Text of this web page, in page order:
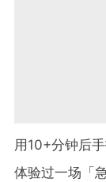
用10+分钟后
体验过一场「